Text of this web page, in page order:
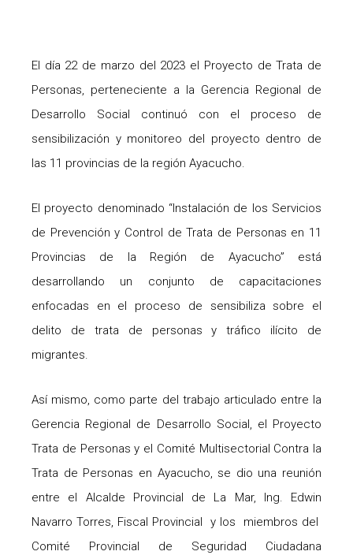
El día 22 de marzo del 2023 el Proyecto de Trata de
Personas, perteneciente a la Gerencia Regional de
Desarrollo Social continuó con el proceso de
sensibilización y monitoreo del proyecto dentro de
las 11 provincias de la región Ayacucho.
El proyecto denominado “Instalación de los Servicios
de Prevención y Control de Trata de Personas en 11
Provincias de la Región de Ayacucho” está
desarrollando un conjunto de capacitaciones
enfocadas en el proceso de sensibiliza sobre el
delito de trata de personas y tráfico ilícito de
migrantes.
Así mismo, como parte del trabajo articulado entre la
Gerencia Regional de Desarrollo Social, el Proyecto
Trata de Personas y el Comité Multisectorial Contra la
Trata de Personas en Ayacucho, se dio una reunión
entre el Alcalde Provincial de La Mar, Ing. Edwin
Navarro Torres, Fiscal Provincial y los miembros del
Comité Provincial de Seguridad Ciudadana